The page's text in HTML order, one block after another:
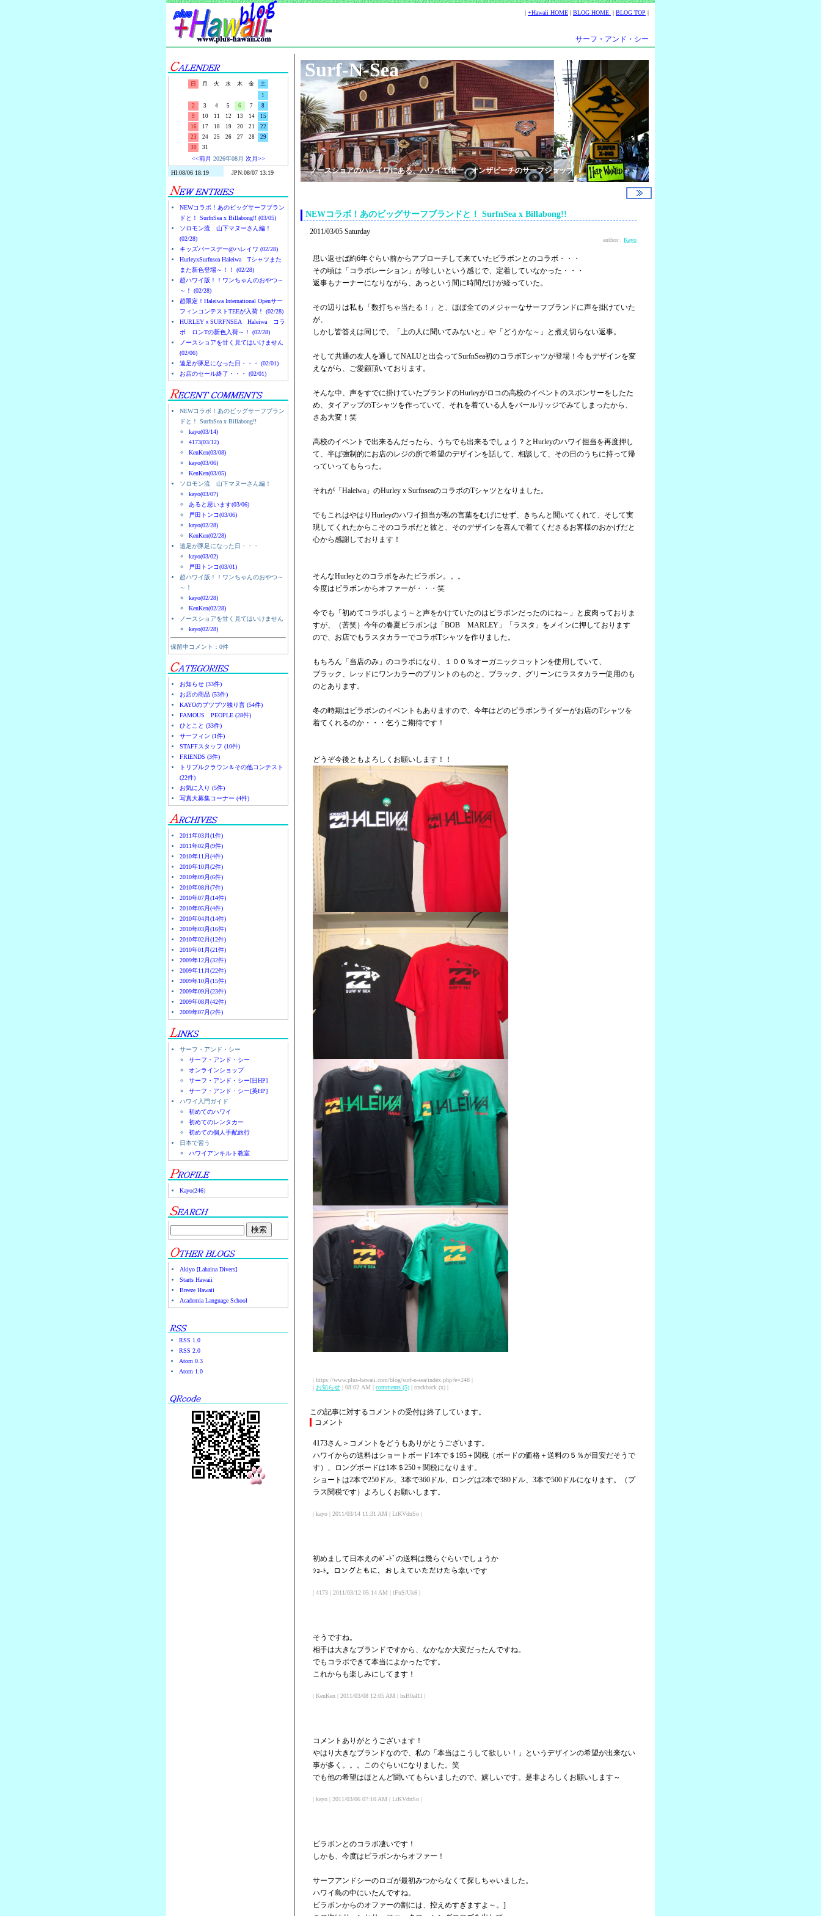
| +Hawaii HOME | BLOG HOME | BLOG TOP |
サーフ・アンド・シー
日 月 火 水 木 金
土
1
2
3 4 5 6 7
8
9
10 11 12 13 14
15
16
17 18 19 20 21
22
23
24 25 26 27 28
29
30
31
<<前月 2026年08月 次月>>
NEWコラボ！あのビッグサーフブラン
ドと！ SurfnSea x Billabong!! (03/05)
ソロモン流 山下マヌーさん編！
(02/28)
キッズバースデー@ハレイワ (02/28)
HurleyxSurfnsea Haleiwa Tシャツまた
また新色登場～！！ (02/28)
超ハワイ版！！ワンちゃんのおやつ～
～！ (02/28)
超限定！Haleiwa International Openサー
フィンコンテストTEEが入荷！ (02/28)
HURLEYｘSURFNSEA Haleiwa コラ
ボ ロンTの新色入荷～！ (02/28)
ノースショアを甘く見てはいけません
(02/06)
遠足が豚足になった日・・・ (02/01)
お店のセール終了・・・ (02/01)
NEWコラボ！あのビッグサーフブラン
ドと！ SurfnSea x Billabong!!
kayo(03/14)
4173(03/12)
KenKen(03/08)
kayo(03/06)
KenKen(03/05)
ソロモン流 山下マヌーさん編！
kayo(03/07)
あると思います(03/06)
戸田トンコ(03/06)
kayo(02/28)
KenKen(02/28)
遠足が豚足になった日・・・
kayo(03/02)
戸田トンコ(03/01)
超ハワイ版！！ワンちゃんのおやつ～
～！
kayo(02/28)
KenKen(02/28)
ノースショアを甘く見てはいけません
kayo(02/28)
保留中コメント：0件
お知らせ (33件)
お店の商品 (53件)
KAYOのブツブツ独り言 (54件)
FAMOUS PEOPLE (28件)
ひとこと (33件)
サーフィン (1件)
STAFFスタッフ (10件)
FRIENDS (3件)
トリプルクラウン＆その他コンテスト
(22件)
お気に入り (5件)
写真大募集コーナー (4件)
2011年03月(1件)
2011年02月(9件)
2010年11月(4件)
2010年10月(2件)
2010年09月(6件)
2010年08月(7件)
2010年07月(14件)
2010年05月(4件)
2010年04月(14件)
2010年03月(16件)
2010年02月(12件)
2010年01月(21件)
2009年12月(32件)
2009年11月(22件)
2009年10月(15件)
2009年09月(23件)
2009年08月(42件)
2009年07月(2件)
サーフ・アンド・シー
サーフ・アンド・シー
オンラインショップ
サーフ・アンド・シー[日HP]
サーフ・アンド・シー[英HP]
ハワイ入門ガイド
初めてのハワイ
初めてのレンタカー
初めての個人手配旅行
日本で習う
ハワイアンキルト教室
Kayo(246)
Akiyo [Lahaina Divers]
Starts Hawaii
Breeze Hawaii
Academia Language School
RSS 1.0
RSS 2.0
Atom 0.3
Atom 1.0
Surf-N-Sea
ノースショアのハレイワにある、ハワイで唯一、オンザビーチのサーフショップ
NEWコラボ！あのビッグサーフブランドと！ SurfnSea x Billabong!!
2011/03/05 Saturday
author : Kayo
思い返せば約6年ぐらい前からアプローチして来ていたビラボンとのコラボ・・・
その頃は「コラボレーション」が珍しいという感じで、定着していなかった・・・
返事もナーナーになりながら、あっという間に時間だけが経っていた。
その辺りは私も「数打ちゃ当たる！」と、ほぼ全てのメジャーなサーフブランドに声を掛けていた
が、
しかし皆答えは同じで、「上の人に聞いてみないと」や「どうかな～」と煮え切らない返事。
そして共通の友人を通してNALUと出会ってSurfnSea初のコラボTシャツが登場！今もデザインを変
えながら、ご愛顧頂いております。
そんな中、声をすでに掛けていたブランドのHurleyがロコの高校のイベントのスポンサーをしたた
め、タイアップのTシャツを作っていて、それを着ている人をパールリッジでみてしまったから、
さあ大変！笑
高校のイベントで出来るんだったら、うちでも出来るでしょう？とHurleyのハワイ担当を再度押し
て、半ば強制的にお店のレジの所で希望のデザインを話して、相談して、その日のうちに持って帰
っていってもらった。
それが「Haleiwa」のHurleyｘSurfnseaのコラボのTシャツとなりました。
でもこれはやはりHurleyのハワイ担当が私の言葉をむげにせず、きちんと聞いてくれて、そして実
現してくれたからこそのコラボだと彼と、そのデザインを喜んで着てくださるお客様のおかげだと
心から感謝しております！
そんなHurleyとのコラボをみたビラボン。。。
今度はビラボンからオファーが・・・笑
今でも「初めてコラボしよう～と声をかけていたのはビラボンだったのにね～」と皮肉っておりま
すが、（苦笑）今年の春夏ビラボンは「BOB MARLEY」「ラスタ」をメインに押しております
ので、お店でもラスタカラーでコラボTシャツを作りました。
もちろん「当店のみ」のコラボになり、１００％オーガニックコットンを使用していて、
ブラック、レッドにワンカラーのプリントのものと、ブラック、グリーンにラスタカラー使用のも
のとあります。
冬の時期はビラボンのイベントもありますので、今年はどのビラボンライダーがお店のTシャツを
着てくれるのか・・・乞うご期待です！
どうぞ今後ともよろしくお願いします！！
| https://www.plus-hawaii.com/blog/surf-n-sea/index.php?e=248 |
| お知らせ | 08:02 AM | comments (5) | trackback (x) |
この記事に対するコメントの受付は終了しています。
コメント
4173さん＞コメントをどうもありがとうございます。
ハワイからの送料はショートボード1本で＄195＋関税（ボードの価格＋送料の５％が目安だそうで
す）、ロングボードは1本＄250＋関税になります。
ショートは2本で250ドル、3本で360ドル、ロングは2本で380ドル、3本で500ドルになります。（プ
ラス関税です）よろしくお願いします。
| kayo | 2011/03/14 11:31 AM | LtKVdnSo |
初めまして日本えのﾎﾞ-ﾄﾞの送料は幾らぐらいでしょうか
ｼｮ-ﾄ。ロングともに、おしえていただけたら幸いです
| 4173 | 2011/03/12 05:14 AM | tFnS/Uk6 |
そうですね。
相手は大きなブランドですから、なかなか大変だったんですね。
でもコラボできて本当によかったです。
これからも楽しみにしてます！
| KenKen | 2011/03/08 12:05 AM | hsB0al1I |
コメントありがとうございます！
やはり大きなブランドなので、私の「本当はこうして欲しい！」というデザインの希望が出来ない
事が多く。。。このぐらいになりました。笑
でも他の希望はほとんど聞いてもらいましたので、嬉しいです。是非よろしくお願いします～
| kayo | 2011/03/06 07:10 AM | LtKVdnSo |
ビラボンとのコラボ凄いです！
しかも、今度はビラボンからオファー！
サーフアンドシーのロゴが最初みつからなくて探しちゃいました。
ハワイ島の中にいたんですね。
ビラボンからのオファーの割には、控えめすぎますよ～。]